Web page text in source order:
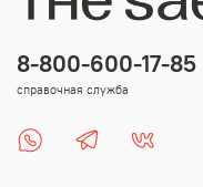
8-800-600-17-85
справочная служба